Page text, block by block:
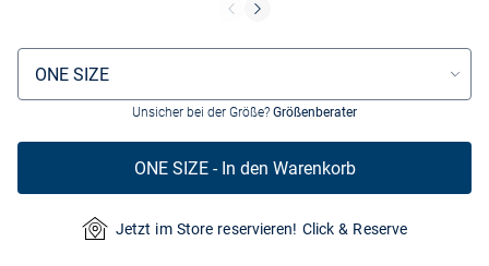
Größenauswahl
ONE SIZE
Unsicher bei der Größe? Größenberater
ONE SIZE - In den Warenkorb
Jetzt im Store reservieren! Click & Reserve